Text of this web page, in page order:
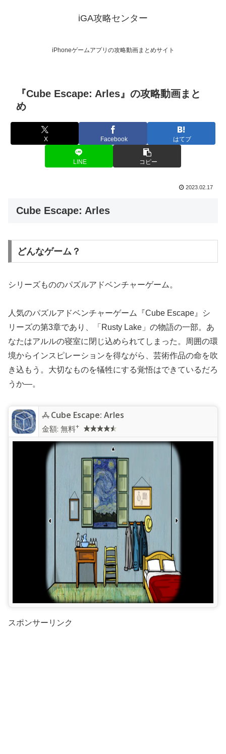
iGA攻略センター
iPhoneゲームアプリの攻略動画まとめサイト
『Cube Escape: Arles』の攻略動画まと
め
X Facebook はてブ
LINE コピー
2023.02.17
Cube Escape: Arles
どんなゲーム？
シリーズもののパズルアドベンチャーゲーム。
人気のパズルアドベンチャーゲーム『Cube Escape』シ
リーズの第3章であり、「Rusty Lake」の物語の一部。あ
なたはアルルの寝室に閉じ込められてしまった。周囲の環
境からインスピレーションを得ながら、芸術作品の命を吹
き込もう。大切なものを犠牲にする覚悟はできているだろ
うか―。
Cube Escape: Arles
金額: 無料+
スポンサーリンク